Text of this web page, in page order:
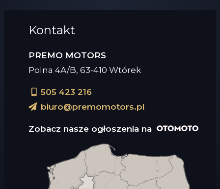
Kontakt
PREMO MOTORS
Polna 4A/B, 63-410 Wtórek
505 423 216
biuro@premomotors.pl
Zobacz nasze ogłoszenia na